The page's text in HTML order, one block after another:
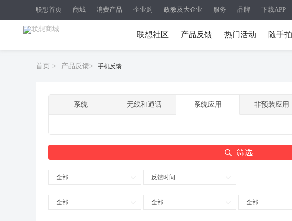
联想首页 商城 消费产品 企业购 政教及大企业 服务 品牌 下载APP
联想社区 产品反馈 热门活动 随手拍
首页 > 产品反馈> 手机反馈
系统 无线和通话 系统应用 非预装应用
全部 反馈时间
全部 全部 全部